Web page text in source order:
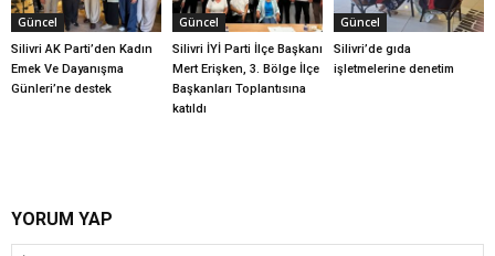
Güncel
Silivri AK Parti’den Kadın
Emek Ve Dayanışma
Günleri’ne destek
Güncel
Silivri İYİ Parti İlçe Başkanı
Mert Erişken, 3. Bölge İlçe
Başkanları Toplantısına
katıldı
Güncel
Silivri’de gıda
işletmelerine denetim
YORUM YAP